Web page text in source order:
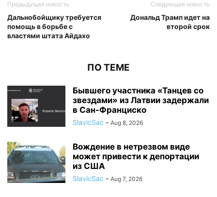
Предыдущая новость
Дальнобойщику требуется
помощь в борьбе с
властями штата Айдахо
Следующая новость
Дональд Трамп идет на
второй срок
ПО ТЕМЕ
Бывшего участника «Танцев со
звездами» из Латвии задержали
в Сан-Франциско
SlavicSac - Aug 8, 2026
Вождение в нетрезвом виде
может привести к депортации
из США
SlavicSac - Aug 7, 2026